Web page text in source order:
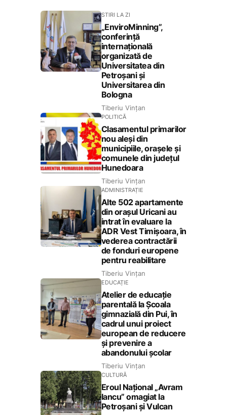
STIRI LA ZI
„EnviroMinning”,
conferință
internațională
organizată de
Universitatea din
Petroșani și
Universitarea din
Bologna
Tiberiu Vințan
POLITICĂ
Clasamentul primarilor
nou aleși din
municipiile, orașele și
comunele din județul
Hunedoara
Tiberiu Vințan
ADMINISTRAȚIE
Alte 502 apartamente
din orașul Uricani au
intrat în evaluare la
ADR Vest Timișoara, în
vederea contractării
de fonduri europene
pentru reabilitare
Tiberiu Vințan
EDUCAȚIE
Atelier de educație
parentală la Școala
gimnazială din Pui, în
cadrul unui proiect
european de reducere
și prevenire a
abandonului școlar
Tiberiu Vințan
CULTURĂ
Eroul Național „Avram
Iancu” omagiat la
Petroșani și Vulcan